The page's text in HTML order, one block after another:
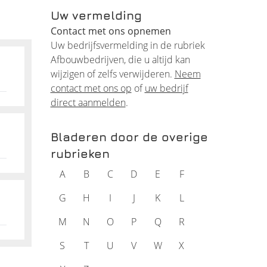
die
Uw vermelding
Contact met ons opnemen
Uw bedrijfsvermelding in de rubriek
Afbouwbedrijven, die u altijd kan
wijzigen of zelfs verwijderen. Neem
contact met ons op ofuw bedrijf
direct aanmelden.
Bladeren door de overige
rubrieken
A B C D E
F
G
H I J K
L
M
N O P Q
R
S
T U V W
X